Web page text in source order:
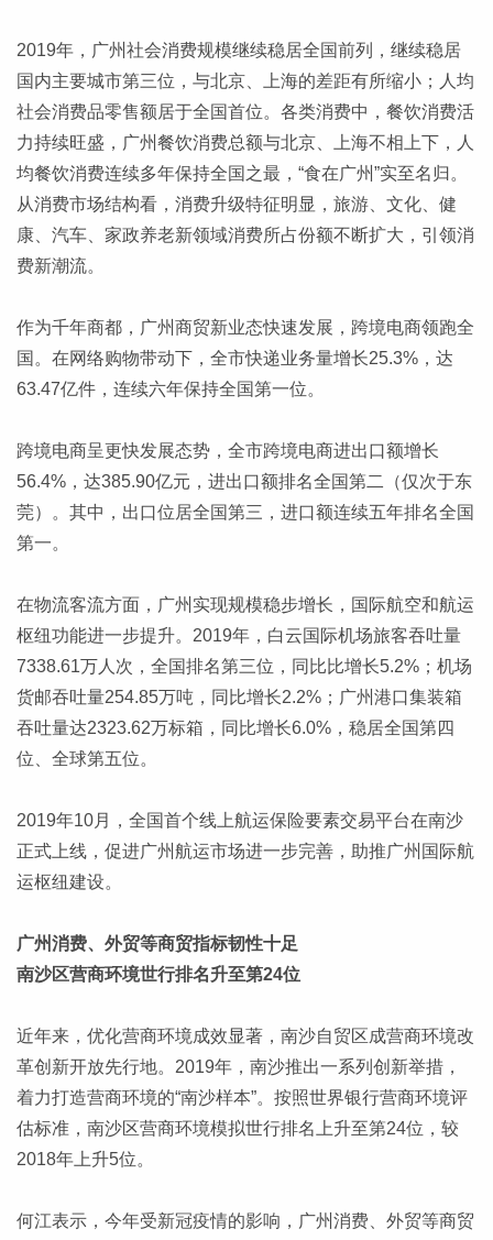
2019年，广州社会消费规模继续稳居全国前列，继续稳居
国内主要城市第三位，与北京、上海的差距有所缩小；人均
社会消费品零售额居于全国首位。各类消费中，餐饮消费活
力持续旺盛，广州餐饮消费总额与北京、上海不相上下，人
均餐饮消费连续多年保持全国之最，“食在广州”实至名归。
从消费市场结构看，消费升级特征明显，旅游、文化、健
康、汽车、家政养老新领域消费所占份额不断扩大，引领消
费新潮流。
作为千年商都，广州商贸新业态快速发展，跨境电商领跑全
国。在网络购物带动下，全市快递业务量增长25.3%，达
63.47亿件，连续六年保持全国第一位。
跨境电商呈更快发展态势，全市跨境电商进出口额增长
56.4%，达385.90亿元，进出口额排名全国第二（仅次于东
莞）。其中，出口位居全国第三，进口额连续五年排名全国
第一。
在物流客流方面，广州实现规模稳步增长，国际航空和航运
枢纽功能进一步提升。2019年，白云国际机场旅客吞吐量
7338.61万人次，全国排名第三位，同比比增长5.2%；机场
货邮吞吐量254.85万吨，同比增长2.2%；广州港口集装箱
吞吐量达2323.62万标箱，同比增长6.0%，稳居全国第四
位、全球第五位。
2019年10月，全国首个线上航运保险要素交易平台在南沙
正式上线，促进广州航运市场进一步完善，助推广州国际航
运枢纽建设。
广州消费、外贸等商贸指标韧性十足
南沙区营商环境世行排名升至第24位
近年来，优化营商环境成效显著，南沙自贸区成营商环境改
革创新开放先行地。2019年，南沙推出一系列创新举措，
着力打造营商环境的“南沙样本”。按照世界银行营商环境评
估标准，南沙区营商环境模拟世行排名上升至第24位，较
2018年上升5位。
何江表示，今年受新冠疫情的影响，广州消费、外贸等商贸